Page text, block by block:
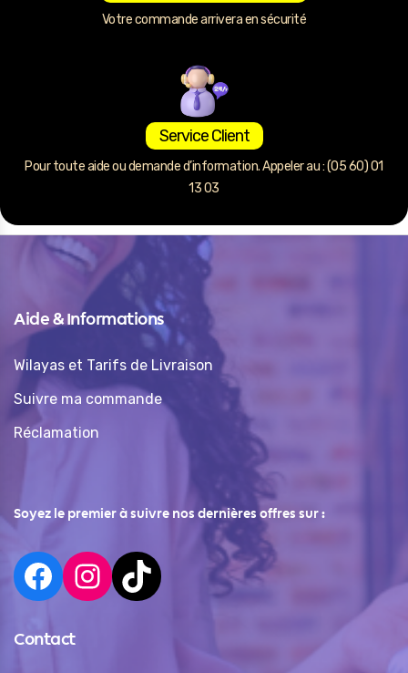
Votre commande arrivera en sécurité
Service Client
Pour toute aide ou demande d’information. Appeler au : (05 60) 01
13 03
Aide & Informations
Wilayas et Tarifs de Livraison
Suivre ma commande
Réclamation
Soyez le premier à suivre nos dernières offres sur :
Contact